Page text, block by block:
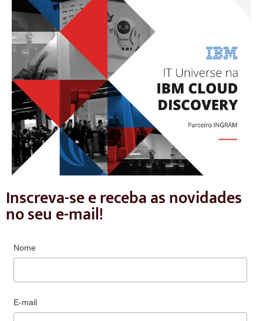
Inscreva-se e receba as novidades
no seu e-mail!
Nome
E-mail